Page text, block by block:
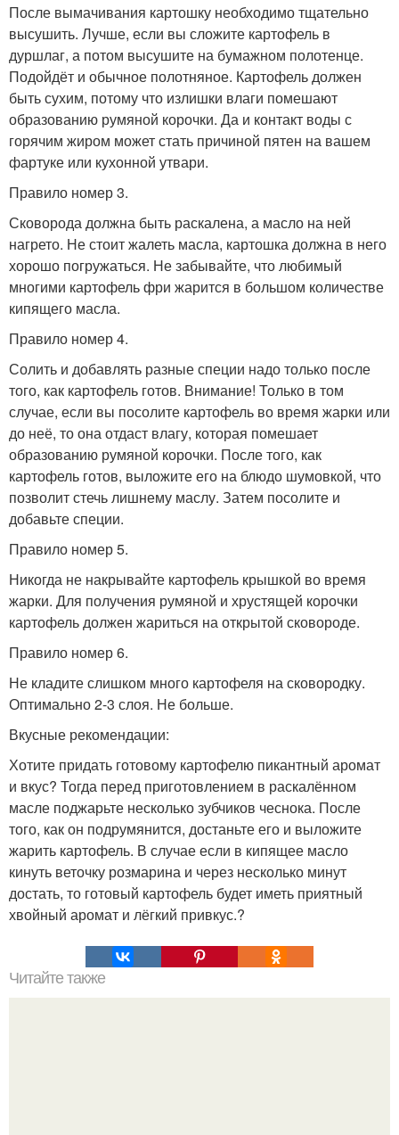
После вымачивания картошку необходимо тщательно
высушить. Лучше, если вы сложите картофель в
дуршлаг, а потом высушите на бумажном полотенце.
Подойдёт и обычное полотняное. Картофель должен
быть сухим, потому что излишки влаги помешают
образованию румяной корочки. Да и контакт воды с
горячим жиром может стать причиной пятен на вашем
фартуке или кухонной утвари.
Правило номер 3.
Сковорода должна быть раскалена, а масло на ней
нагрето. Не стоит жалеть масла, картошка должна в него
хорошо погружаться. Не забывайте, что любимый
многими картофель фри жарится в большом количестве
кипящего масла.
Правило номер 4.
Солить и добавлять разные специи надо только после
того, как картофель готов. Внимание! Только в том
случае, если вы посолите картофель во время жарки или
до неё, то она отдаст влагу, которая помешает
образованию румяной корочки. После того, как
картофель готов, выложите его на блюдо шумовкой, что
позволит стечь лишнему маслу. Затем посолите и
добавьте специи.
Правило номер 5.
Никогда не накрывайте картофель крышкой во время
жарки. Для получения румяной и хрустящей корочки
картофель должен жариться на открытой сковороде.
Правило номер 6.
Не кладите слишком много картофеля на сковородку.
Оптимально 2-3 слоя. Не больше.
Вкусные рекомендации:
Хотите придать готовому картофелю пикантный аромат
и вкус? Тогда перед приготовлением в раскалённом
масле поджарьте несколько зубчиков чеснока. После
того, как он подрумянится, достаньте его и выложите
жарить картофель. В случае если в кипящее масло
кинуть веточку розмарина и через несколько минут
достать, то готовый картофель будет иметь приятный
хвойный аромат и лёгкий привкус.?
Читайте также